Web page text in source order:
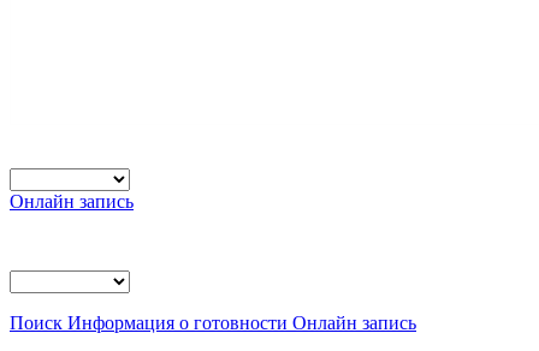
Онлайн запись
Поиск Информация о готовности Онлайн запись